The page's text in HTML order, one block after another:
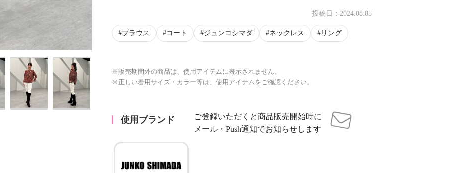
投稿日： 2024.08.05
ブラウス コート ジュンコシマダ ネックレス リング
※販売期間外の商品は、使用アイテムに表示されません。
※正しい着用サイズ・カラー等は、使用アイテムをご確認ください。
使用ブランド
ご登録いただくと商品販売開始時に
メール・Push通知でお知らせします